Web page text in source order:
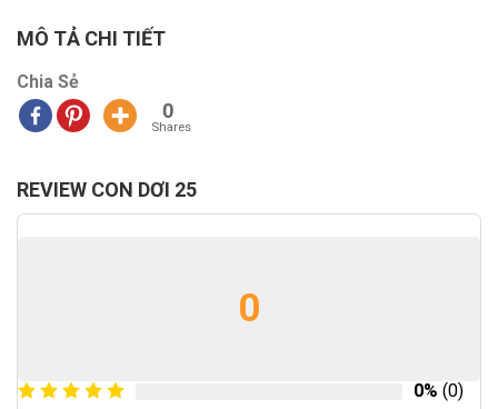
MÔ TẢ CHI TIẾT
Chia Sẻ
0
Shares
REVIEW CON DƠI 25
0
0% (0)